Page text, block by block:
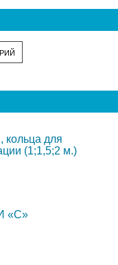
для
(1;1,5;2 м.)
«C»